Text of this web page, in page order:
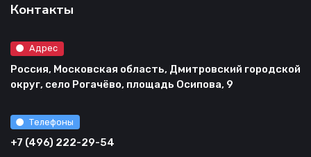
Контакты
Адрес
Россия, Московская область, Дмитровский городской
округ, село Рогачёво, площадь Осипова, 9
Телефоны
+7 (496) 222-29-54